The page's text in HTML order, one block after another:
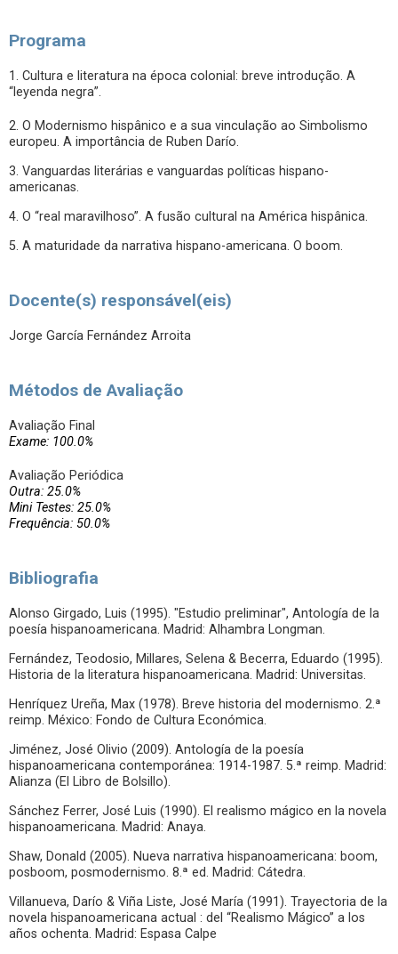
Programa
1. Cultura e literatura na época colonial: breve introdução. A
“leyenda negra”.
2. O Modernismo hispânico e a sua vinculação ao Simbolismo
europeu. A importância de Ruben Darío.
3. Vanguardas literárias e vanguardas políticas hispano-
americanas.
4. O “real maravilhoso”. A fusão cultural na América hispânica.
5. A maturidade da narrativa hispano-americana. O boom.
Docente(s) responsável(eis)
Jorge García Fernández Arroita
Métodos de Avaliação
Avaliação Final
Exame: 100.0%
Avaliação Periódica
Outra: 25.0%
Mini Testes: 25.0%
Frequência: 50.0%
Bibliografia
Alonso Girgado, Luis (1995). "Estudio preliminar", Antología de la
poesía hispanoamericana. Madrid: Alhambra Longman.
Fernández, Teodosio, Millares, Selena & Becerra, Eduardo (1995).
Historia de la literatura hispanoamericana. Madrid: Universitas.
Henríquez Ureña, Max (1978). Breve historia del modernismo. 2.ª
reimp. México: Fondo de Cultura Económica.
Jiménez, José Olivio (2009). Antología de la poesía
hispanoamericana contemporánea: 1914-1987. 5.ª reimp. Madrid:
Alianza (El Libro de Bolsillo).
Sánchez Ferrer, José Luis (1990). El realismo mágico en la novela
hispanoamericana. Madrid: Anaya.
Shaw, Donald (2005). Nueva narrativa hispanoamericana: boom,
posboom, posmodernismo. 8.ª ed. Madrid: Cátedra.
Villanueva, Darío & Viña Liste, José María (1991). Trayectoria de la
novela hispanoamericana actual : del “Realismo Mágico” a los
años ochenta. Madrid: Espasa Calpe